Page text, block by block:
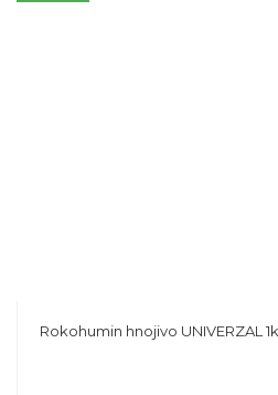
Rokohumin hnojivo UNIVERZAL